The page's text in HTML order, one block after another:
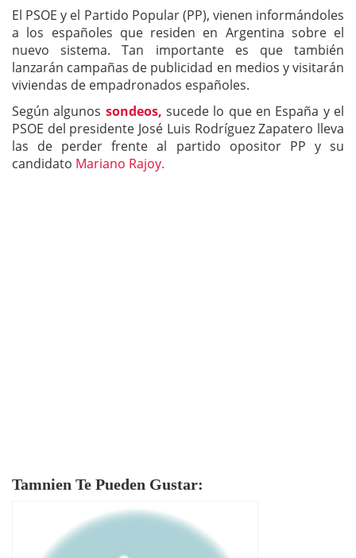
El PSOE y el Partido Popular (PP), vienen informándoles
a los españoles que residen en Argentina sobre el
nuevo sistema. Tan importante es que también
lanzarán campañas de publicidad en medios y visitarán
viviendas de empadronados españoles.
Según algunos sondeos,sucede lo que en España y el
PSOE del presidente José Luis Rodríguez Zapatero lleva
las de perder frente al partido opositor PP y su
candidato Mariano Rajoy.
Tamnien Te Pueden Gustar: